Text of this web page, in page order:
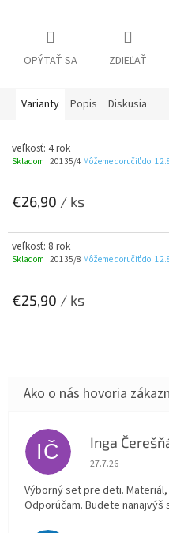
OPÝTAŤ SA ZDIEĽAŤ
Varianty Popis Diskusia
veľkosť: 4 rok
Skladom | 20135/4 Môžeme doručiť do:
€26,90 / ks
veľkosť: 8 rok
Skladom | 20135/8 Môžeme doručiť do:
€25,90 / ks
IČ Inga
Hodnotenie
27.7.26
Výborný set pre deti.
Odporúčam. Budete nanajvýš